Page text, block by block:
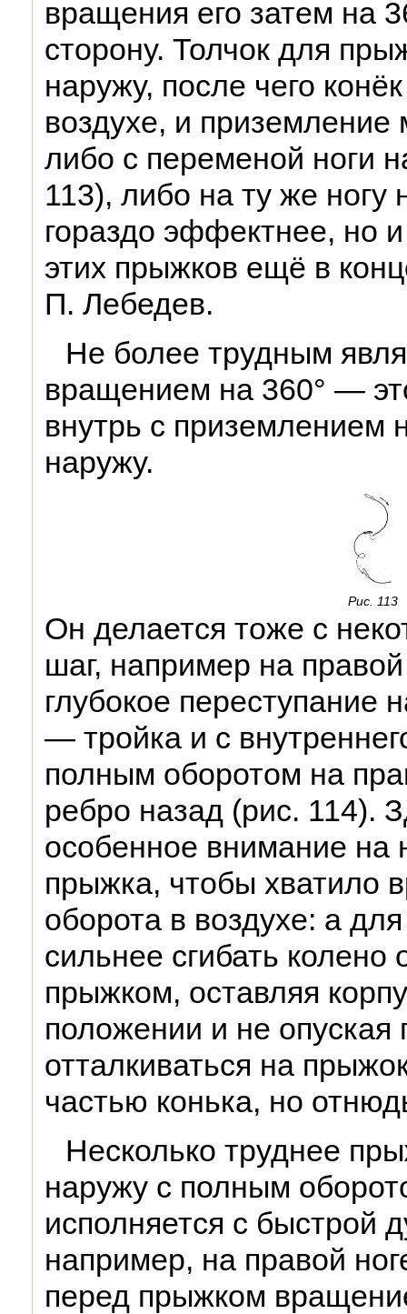
вращения его затем на
сторону. Толчок для
наружу, после чего
воздухе, и
либо с переменой ноги
113), либо на ту же ногу
гораздо эффектнее, но
этих прыжков ещё в
П. Лебедев.
Не более трудным
вращением на 360° —
внутрь с приземлением
наружу.
Рис. 113
Он делается тоже с
шаг, например на
глубокое переступание
— тройка и с
полным оборотом на
ребро назад (рис. 114).
особенное внимание на
прыжка, чтобы хватило
оборота в воздухе: а
сильнее сгибать колено
прыжком, оставляя
положении и не опуская
отталкиваться на
частью конька, но
Несколько труднее
наружу с полным
исполняется с быстрой
например, на правой
перед прыжком